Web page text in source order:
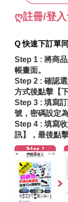
ღ註冊/登
Q 快速下訂單
Step 1 : 將商
帳畫面。
Step 2 : 確認
方式後點擊【
Step 3 : 填寫
號，密碼設定
Step 4 : 填寫
訊】，最後點